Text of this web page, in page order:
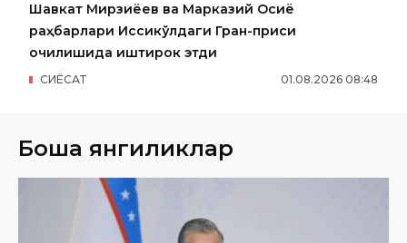
Шавкат Мирзиёев ва Марказий Осиё
раҳбарлари Иссиқкўлдаги Гран-приси
очилишида иштирок этди
01.08.2026 08:48
СИËСАТ
Бошқа янгиликлар